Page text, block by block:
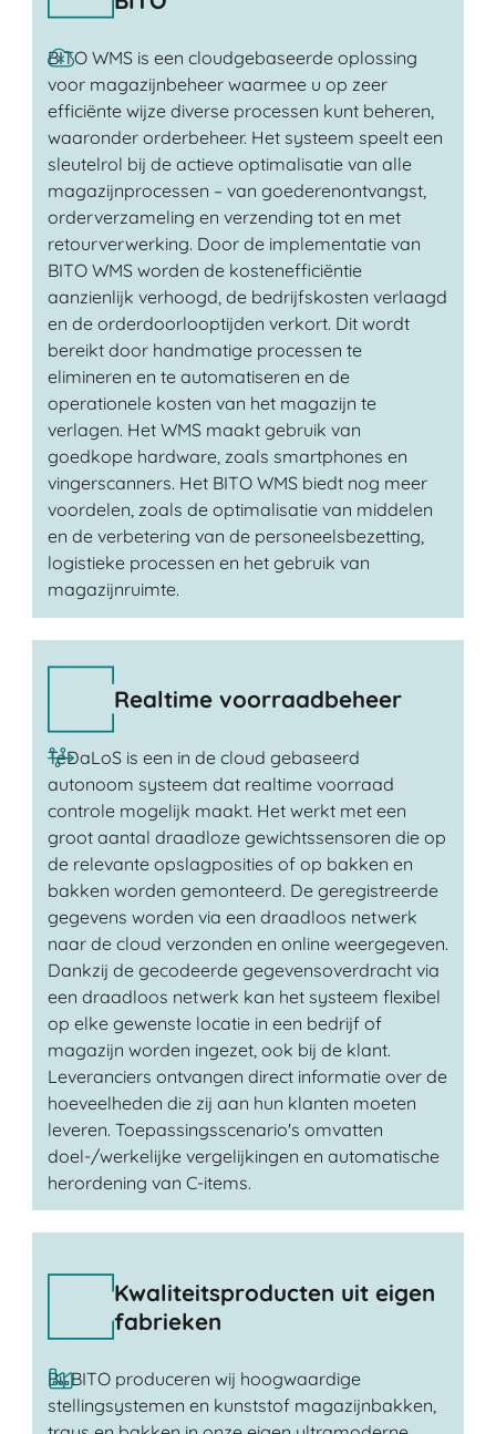
BITO WMS is een cloudgebaseerde oplossing
voor magazijnbeheer waarmee u op zeer
efficiënte wijze diverse processen kunt beheren,
waaronder orderbeheer. Het systeem speelt een
sleutelrol bij de actieve optimalisatie van alle
magazijnprocessen – van goederenontvangst,
orderverzameling en verzending tot en met
retourverwerking. Door de implementatie van
BITO WMS worden de kostenefficiëntie
aanzienlijk verhoogd, de bedrijfskosten verlaagd
en de orderdoorlooptijden verkort. Dit wordt
bereikt door handmatige processen te
elimineren en te automatiseren en de
operationele kosten van het magazijn te
verlagen. Het WMS maakt gebruik van
goedkope hardware, zoals smartphones en
vingerscanners. Het BITO WMS biedt nog meer
voordelen, zoals de optimalisatie van middelen
en de verbetering van de personeelsbezetting,
logistieke processen en het gebruik van
magazijnruimte.
Realtime voorraadbeheer
TeDaLoS is een in de cloud gebaseerd
autonoom systeem dat realtime voorraad
controle mogelijk maakt. Het werkt met een
groot aantal draadloze gewichtssensoren die op
de relevante opslagposities of op bakken en
bakken worden gemonteerd. De geregistreerde
gegevens worden via een draadloos netwerk
naar de cloud verzonden en online weergegeven.
Dankzij de gecodeerde gegevensoverdracht via
een draadloos netwerk kan het systeem flexibel
op elke gewenste locatie in een bedrijf of
magazijn worden ingezet, ook bij de klant.
Leveranciers ontvangen direct informatie over de
hoeveelheden die zij aan hun klanten moeten
leveren. Toepassingsscenario's omvatten
doel-/werkelijke vergelijkingen en automatische
herordening van C-items.
Kwaliteitsproducten uit eigen
fabrieken
Bij BITO produceren wij hoogwaardige
stellingsystemen en kunststof magazijnbakken,